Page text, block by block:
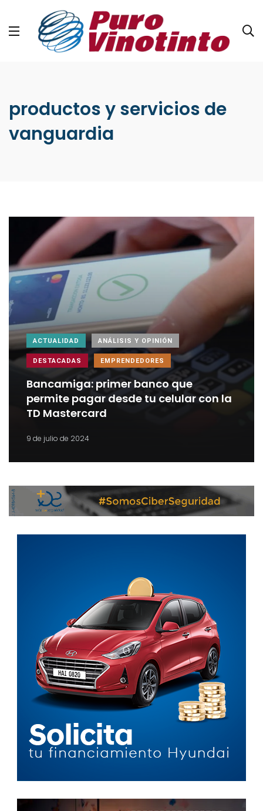
productos y servicios de
vanguardia
ACTUALIDAD ANÁLISIS Y OPINIÓN
DESTACADAS EMPRENDEDORES
Bancamiga: primer banco que
permite pagar desde tu celular con la
TD Mastercard
9 de julio de 2024